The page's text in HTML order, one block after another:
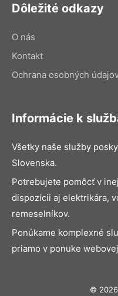
Dôležité odkazy
O nás
Kontakt
Ochrana osobných
Informácie k
Všetky naše služby
Slovenska.
Potrebujete pomôcť v
dispozícii aj elektrikára,
remeselníkov.
Ponúkame komplexné
priamo v ponuke
©